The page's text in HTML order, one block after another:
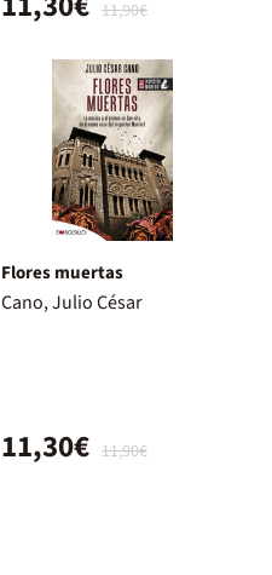
11,90€
Flores muertas
Cano, Julio César
11,90€
11,30€